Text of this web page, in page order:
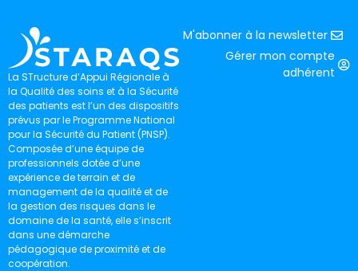
La STructure d’Appui Régionale à
la Qualité des soins et à la Sécurité
des patients est l’un des dispositifs
prévus par le Programme National
pour la Sécurité du Patient (PNSP).
Composée d’une équipe de
professionnels dotée d’une
expérience de terrain et de
management de la qualité et de
la gestion des risques dans le
domaine de la santé, elle s’inscrit
dans une démarche
pédagogique de proximité et de
coopération.
M'abonner à la newsletter
Gérer mon compte
adhérent